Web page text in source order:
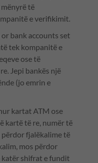
të
e verifikimit.
bank accounts set
tek kompanitë e
ose të
Jepi bankës një
(jo emrin e
kartat ATM ose
kartë të re, numër të
fjalëkalime të
mos përdor
katër shifrat e fundit